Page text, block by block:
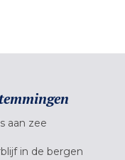
aan zee
in de bergen